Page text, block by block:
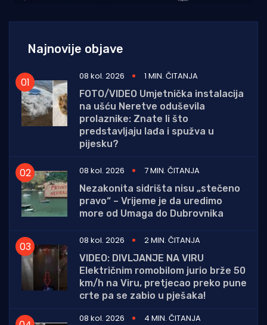
Najnovije objave
08 kol. 2026
1 MIN. ČITANJA
FOTO/VIDEO Umjetnička instalacija
na ušću Neretve oduševila
prolaznike: Znate li što
predstavljaju lađa i spužva u
pijesku?
08 kol. 2026
7 MIN. ČITANJA
Nezakonita sidrišta nisu „stečeno
pravo“ – Vrijeme je da uredimo
more od Umaga do Dubrovnika
08 kol. 2026
2 MIN. ČITANJA
VIDEO: DIVLJANJE NA VIRU
Električnim romobilom jurio brže 50
km/h na Viru, pretjecao preko pune
crte pa se zabio u pješaka!
08 kol. 2026
4 MIN. ČITANJA